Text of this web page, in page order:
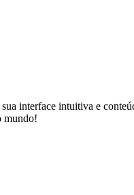
interface intuitiva e
mundo!